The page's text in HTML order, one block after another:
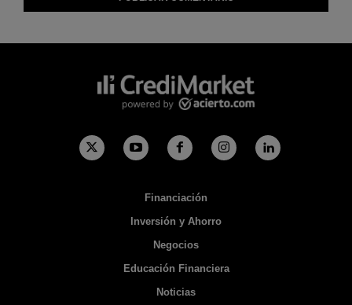
Financiación
Inversión y Ahorro
Negocios
Educación Financiera
Noticias